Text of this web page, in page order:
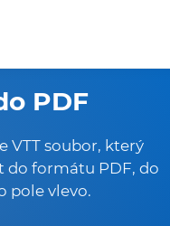
PDF
VTT soubor, který
do formátu PDF, do
pole vlevo.